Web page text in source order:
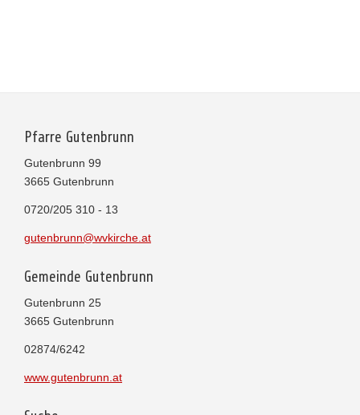
Pfarre Gutenbrunn
Gutenbrunn 99
3665 Gutenbrunn
0720/205 310 - 13
gutenbrunn@wvkirche.at
Gemeinde Gutenbrunn
Gutenbrunn 25
3665 Gutenbrunn
02874/6242
www.gutenbrunn.at